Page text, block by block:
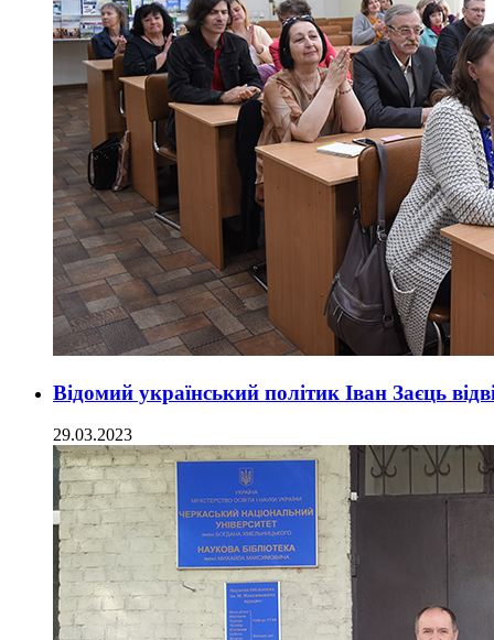
Відомий український політик Іван Заєць
29.03.2023